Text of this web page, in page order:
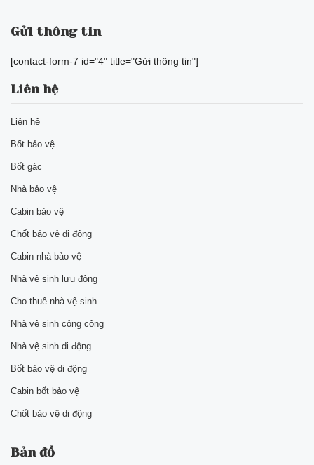
Gửi thông tin
[contact-form-7 id="4" title="Gửi thông tin"]
Liên hệ
Liên hệ
Bốt bảo vệ
Bốt gác
Nhà bảo vệ
Cabin bảo vệ
Chốt bảo vệ di động
Cabin nhà bảo vệ
Nhà vệ sinh lưu động
Cho thuê nhà vệ sinh
Nhà vệ sinh công cộng
Nhà vệ sinh di động
Bốt bảo vệ di động
Cabin bốt bảo vệ
Chốt bảo vệ di động
Bản đồ